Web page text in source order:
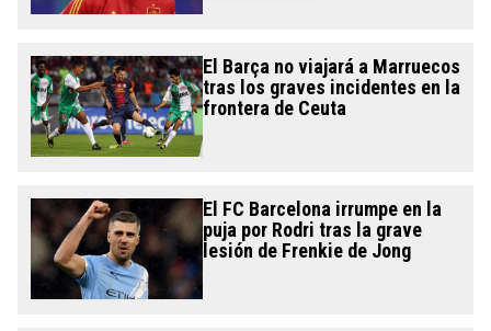
El Barça no viajará a Marruecos
tras los graves incidentes en la
frontera de Ceuta
El FC Barcelona irrumpe en la
puja por Rodri tras la grave
lesión de Frenkie de Jong